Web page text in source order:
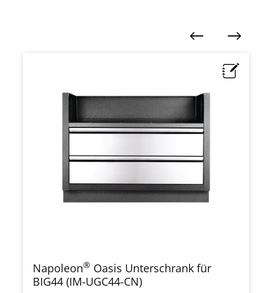
Napoleon® Oasis Unterschrank für
BIG44 (IM-UGC44-CN)